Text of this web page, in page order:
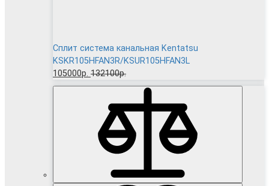
Сплит система канальная Kentatsu
KSKR105HFAN3R/KSUR105HFAN3L
105000р. 132100р.